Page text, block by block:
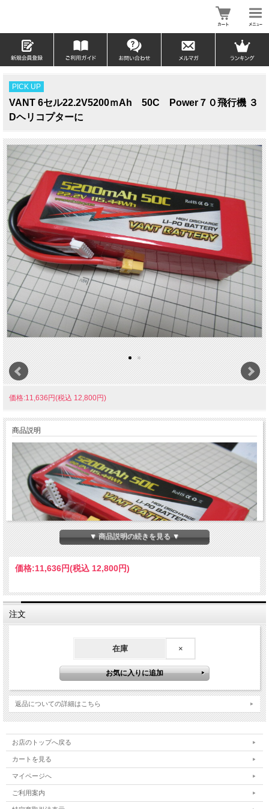
PICK UP
VANT 6セル22.2V5200ｍAh 50C Power７０飛行機 ３
Dヘリコプターに
価格:11,636円(税込 12,800円)
商品説明
びヘリコプター３Dに対応 余裕のパワーが御座います。 非常にバランス特性がよ
く高性能なバッテリーです。 このパワーを、安価で提供させて頂いています。 各
ック後に、発送いたします。 連続 50C 最大瞬間.100C バランスコネクターは
JST XH、バッテリーコードは12ゲージです。 バッテリーコネクターには、XT60
が付いています。 サイズ、約152X44X48mm 重量 735ｇ 送料無料はポイントを除
き３０，０００円以上で無料になります。 （此方の商品は送料が600円未満の場合
は代引き及び日時指定は不可商品です）
▼ 商品説明の続きを見る ▼
価格:11,636円(税込 12,800円)
注文
在庫 ×
返品についての詳細はこちら
お店のトップへ戻る
カートを見る
マイページへ
ご利用案内